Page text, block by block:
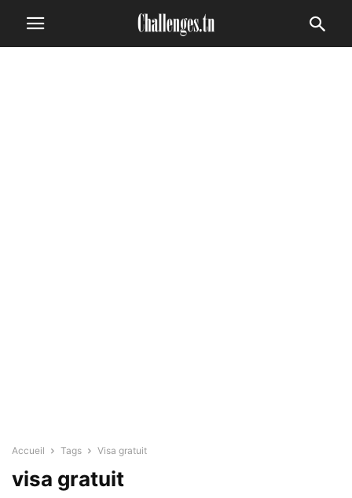
Accueil Tags Visa gratuit
visa gratuit